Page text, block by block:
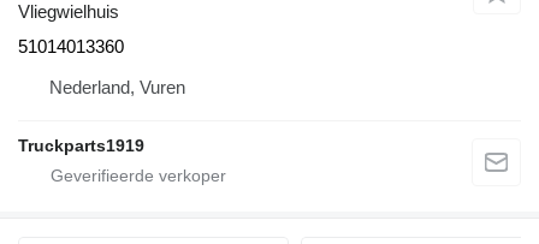
Vliegwielhuis
51014013360
Nederland, Vuren
Truckparts1919